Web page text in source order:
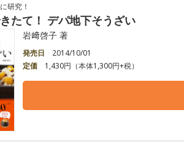
研究！
たて！ デパ地下そうざい
岩﨑啓子 著
発売日
2014/10/01
定価
1,430円（本体1,300円+税）